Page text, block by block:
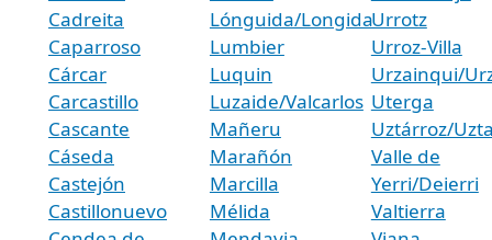
Cadreita
Caparroso
Cárcar
Carcastillo
Cascante
Cáseda
Castejón
Castillonuevo
Lónguida/Longida
Lumbier
Luquin
Luzaide/Valcarlos
Mañeru
Marañón
Marcilla
Mélida
Urrotz
Urroz-Villa
Urzainqui/
Uterga
Uztárroz/
Valle de
Yerri/Deierri
Valtierra